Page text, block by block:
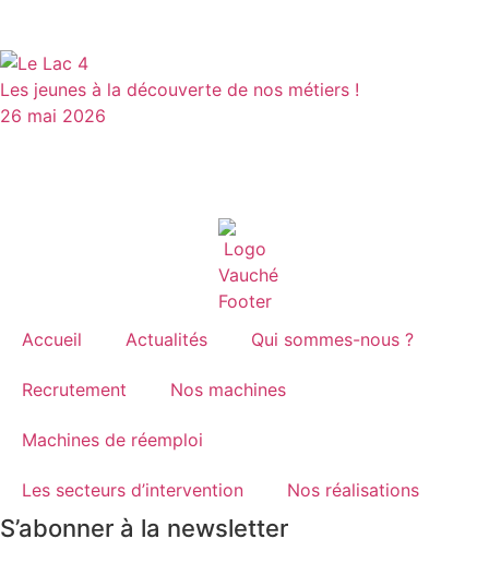
Les jeunes à la découverte de nos métiers !
26 mai 2026
Accueil Actualités Qui sommes-nous ?
Recrutement Nos machines
Machines de réemploi
Les secteurs d’intervention Nos réalisations
S’abonner à la newsletter